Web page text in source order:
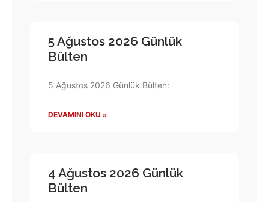
5 Ağustos 2026 Günlük
Bülten
5 Ağustos 2026 Günlük Bülten:
DEVAMINI OKU »
4 Ağustos 2026 Günlük
Bülten